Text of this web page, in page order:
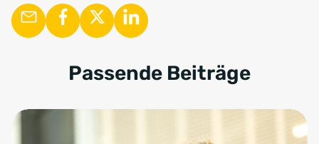
Passende Beiträge